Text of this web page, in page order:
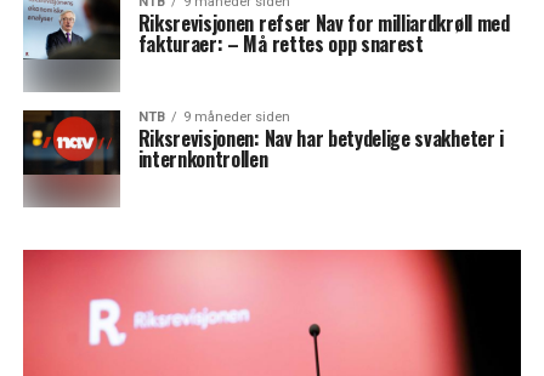
Riksrevisjonen refser Nav for milliardkrøll med
fakturaer: – Må rettes opp snarest
NTB 9 måneder siden
Riksrevisjonen: Nav har betydelige svakheter i
internkontrollen